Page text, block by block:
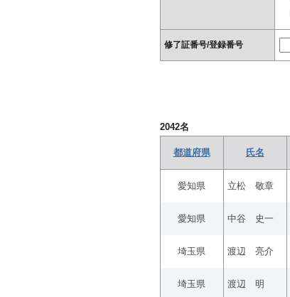
修了証番号/登録番号
2042名
都道府県 氏名
愛知県 立松 敬章
愛知県 中谷 史一
埼玉県 渡辺 亮介
埼玉県 渡辺 明